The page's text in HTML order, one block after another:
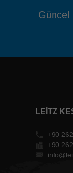
Güncel
LEITZ
+90
+90